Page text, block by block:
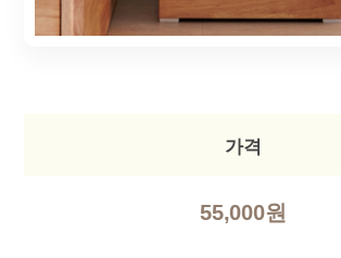
가격
55,000원